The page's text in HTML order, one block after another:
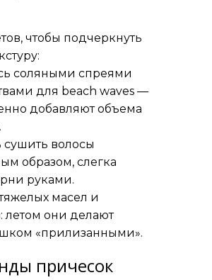
чтобы подчеркнуть
соляными спреями
для beach waves —
добавляют объема
сушить волосы
образом, слегка
руками.
масел и
летом они делают
«прилизанными».
причесок